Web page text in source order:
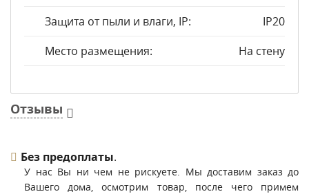
Защита от пыли и влаги, IP:
IP20
Место размещения:
На стену
Отзывы
Без предоплаты.
У нас Вы ни чем не рискуете. Мы доставим заказ до
Вашего дома, осмотрим товар, после чего примем